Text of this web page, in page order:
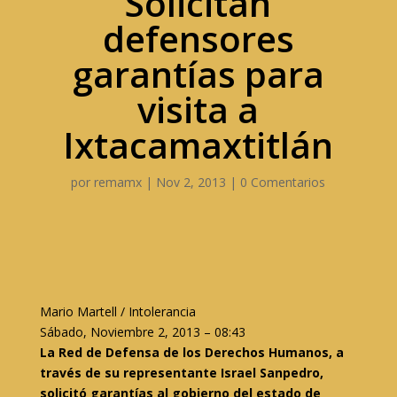
defensores
garantías para
visita a
Ixtacamaxtitlán
por remamx | Nov 2, 2013 | 0 Comentarios
Mario Martell / Intolerancia
Sábado, Noviembre 2, 2013 – 08:43
La Red de Defensa de los Derechos Humanos, a
través de su representante Israel Sanpedro,
solicitó garantías al gobierno del estado de